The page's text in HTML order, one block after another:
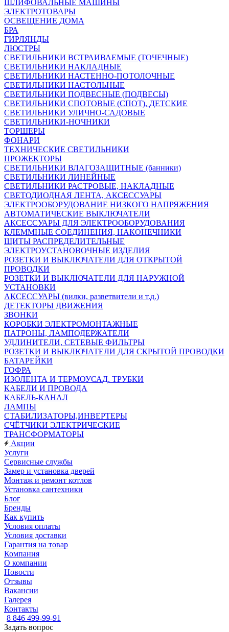
ШЛИФОВАЛЬНЫЕ МАШИНЫ
ЭЛЕКТРОТОВАРЫ
ОСВЕЩЕНИЕ ДОМА
БРА
ГИРЛЯНДЫ
ЛЮСТРЫ
СВЕТИЛЬНИКИ ВСТРАИВАЕМЫЕ (ТОЧЕЧНЫЕ)
СВЕТИЛЬНИКИ НАКЛАДНЫЕ
СВЕТИЛЬНИКИ НАСТЕННО-ПОТОЛОЧНЫЕ
СВЕТИЛЬНИКИ НАСТОЛЬНЫЕ
СВЕТИЛЬНИКИ ПОДВЕСНЫЕ (ПОДВЕСЫ)
СВЕТИЛЬНИКИ СПОТОВЫЕ (СПОТ), ДЕТСКИЕ
СВЕТИЛЬНИКИ УЛИЧНО-САДОВЫЕ
СВЕТИЛЬНИКИ-НОЧНИКИ
ТОРШЕРЫ
ФОНАРИ
ТЕХНИЧЕСКИЕ СВЕТИЛЬНИКИ
ПРОЖЕКТОРЫ
СВЕТИЛЬНИКИ ВЛАГОЗАЩИТНЫЕ (банники)
СВЕТИЛЬНИКИ ЛИНЕЙНЫЕ
СВЕТИЛЬНИКИ РАСТРОВЫЕ, НАКЛАДНЫЕ
СВЕТОДИОДНАЯ ЛЕНТА, АКСЕССУАРЫ
ЭЛЕКТРООБОРУДОВАНИЕ НИЗКОГО НАПРЯЖЕНИЯ
АВТОМАТИЧЕСКИЕ ВЫКЛЮЧАТЕЛИ
АКСЕССУАРЫ ДЛЯ ЭЛЕКТРООБОРУДОВАНИЯ
КЛЕММНЫЕ СОЕДИНЕНИЯ, НАКОНЕЧНИКИ
ЩИТЫ РАСПРЕДЕЛИТЕЛЬНЫЕ
ЭЛЕКТРОУСТАНОВОЧНЫЕ ИЗДЕЛИЯ
РОЗЕТКИ И ВЫКЛЮЧАТЕЛИ ДЛЯ ОТКРЫТОЙ
ПРОВОДКИ
РОЗЕТКИ И ВЫКЛЮЧАТЕЛИ ДЛЯ НАРУЖНОЙ
УСТАНОВКИ
АКСЕССУАРЫ (вилки, разветвители и т.д.)
ДЕТЕКТОРЫ ДВИЖЕНИЯ
ЗВОНКИ
КОРОБКИ ЭЛЕКТРОМОНТАЖНЫЕ
ПАТРОНЫ, ЛАМПОДЕРЖАТЕЛИ
УДЛИНИТЕЛИ, СЕТЕВЫЕ ФИЛЬТРЫ
РОЗЕТКИ И ВЫКЛЮЧАТЕЛИ ДЛЯ СКРЫТОЙ ПРОВОДКИ
БАТАРЕЙКИ
ГОФРА
ИЗОЛЕНТА И ТЕРМОУСАД. ТРУБКИ
КАБЕЛИ И ПРОВОДА
КАБЕЛЬ-КАНАЛ
ЛАМПЫ
СТАБИЛИЗАТОРЫ,ИНВЕРТЕРЫ
СЧЁТЧИКИ ЭЛЕКТРИЧЕСКИЕ
ТРАНСФОРМАТОРЫ
Акции
Услуги
Сервисные службы
Замер и установка дверей
Монтаж и ремонт котлов
Установка сантехники
Блог
Бренды
Как купить
Условия оплаты
Условия доставки
Гарантия на товар
Компания
О компании
Новости
Отзывы
Вакансии
Галерея
Контакты
8 846 499-99-91
Задать вопрос